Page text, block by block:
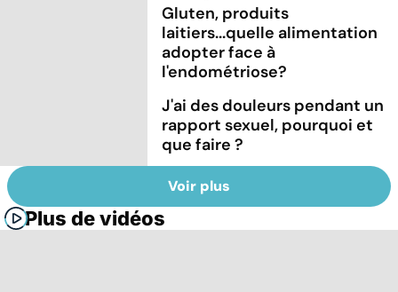
Gluten, produits
laitiers...quelle alimentation
adopter face à
l'endométriose?
J'ai des douleurs pendant un
rapport sexuel, pourquoi et
que faire ?
Voir plus
Plus de vidéos